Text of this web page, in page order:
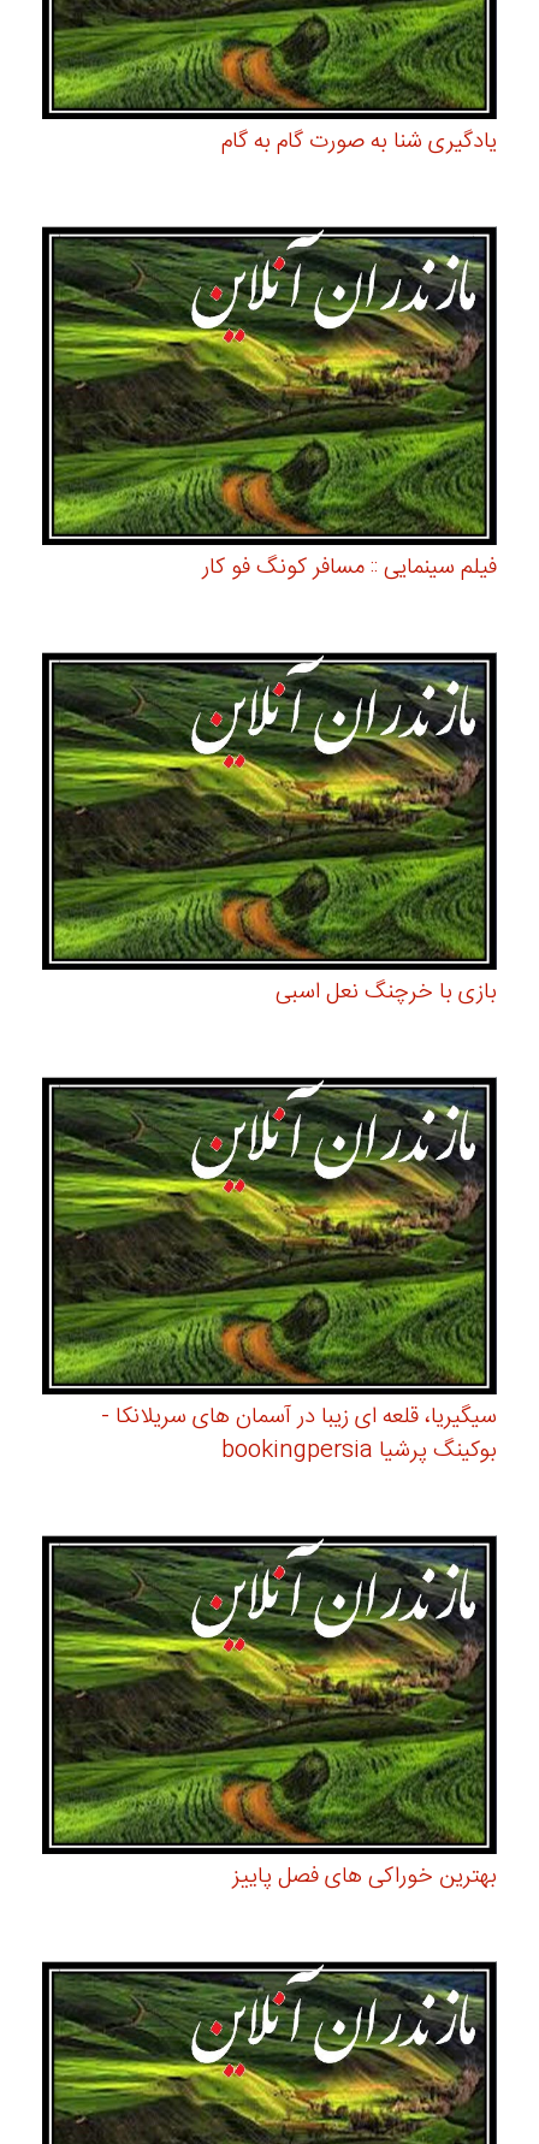
یادگیری شنا به صورت گام به گام
فیلم سینمایی :: مسافر کونگ فو کار
بازی با خرچنگ نعل اسبی
سیگیریا، قلعه ای زیبا در آسمان های سریلانکا -
بوکینگ پرشیا bookingpersia
بهترین خوراکی های فصل پاییز